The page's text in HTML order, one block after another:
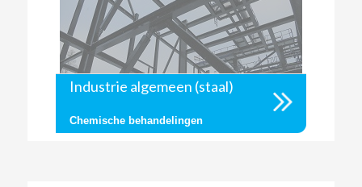
Industrie algemeen (staal)
Chemische behandelingen